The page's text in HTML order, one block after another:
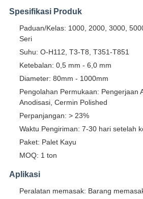
Spesifikasi Produk
Paduan/Kelas: 1000, 2000, 3000,
Seri
Suhu: O-H112, T3-T8, T351-T851
Ketebalan: 0,5 mm - 6,0 mm
Diameter: 80mm - 1000mm
Pengolahan Permukaan: Pengerjaan
Anodisasi, Cermin Polished
Perpanjangan: > 23%
Waktu Pengiriman: 7-30 hari setelah
Paket: Palet Kayu
MOQ: 1 ton
Aplikasi
Peralatan memasak: Barang